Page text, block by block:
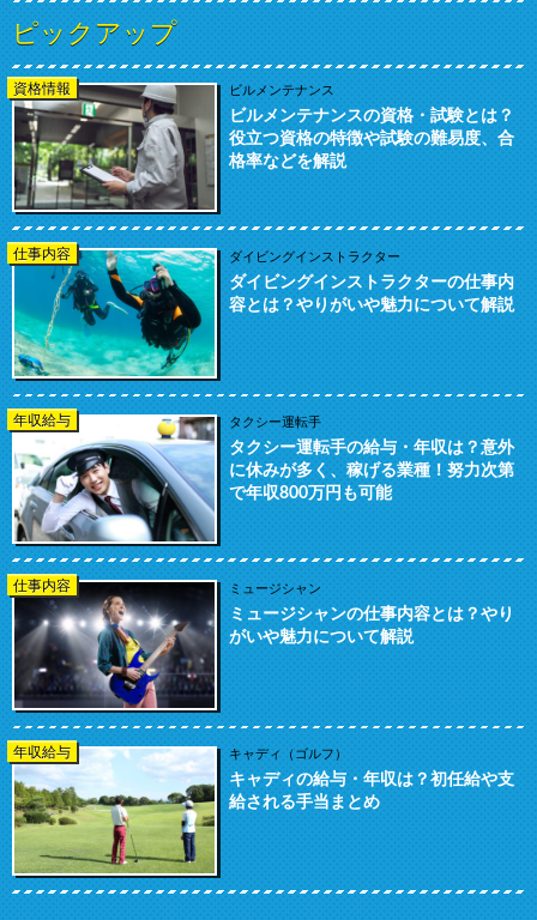
ピックアップ
資格情報 ビルメンテナンス
ビルメンテナンスの資格・試験とは？
役立つ資格の特徴や試験の難易度、合
格率などを解説
仕事内容 ダイビングインストラクター
ダイビングインストラクターの仕事内
容とは？やりがいや魅力について解説
年収給与 タクシー運転手
タクシー運転手の給与・年収は？意外
に休みが多く、稼げる業種！努力次第
で年収800万円も可能
仕事内容 ミュージシャン
ミュージシャンの仕事内容とは？やり
がいや魅力について解説
年収給与 キャディ（ゴルフ）
キャディの給与・年収は？初任給や支
給される手当まとめ